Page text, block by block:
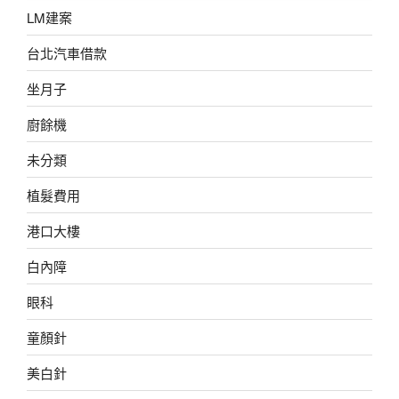
LM建案
台北汽車借款
坐月子
廚餘機
未分類
植髮費用
港口大樓
白內障
眼科
童顏針
美白針